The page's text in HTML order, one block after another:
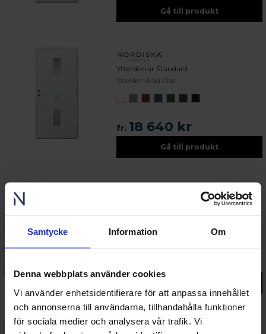
Samtycke Information Om
Denna webbplats använder cookies
Vi använder enhetsidentifierare för att anpassa innehållet
och annonserna till användarna, tillhandahålla funktioner
för sociala medier och analysera vår trafik. Vi
Gå till produkt
Ytterdörrar Standard
Ytterdörr Arild Glas
fr. 18 640 kr
Gå till produkt